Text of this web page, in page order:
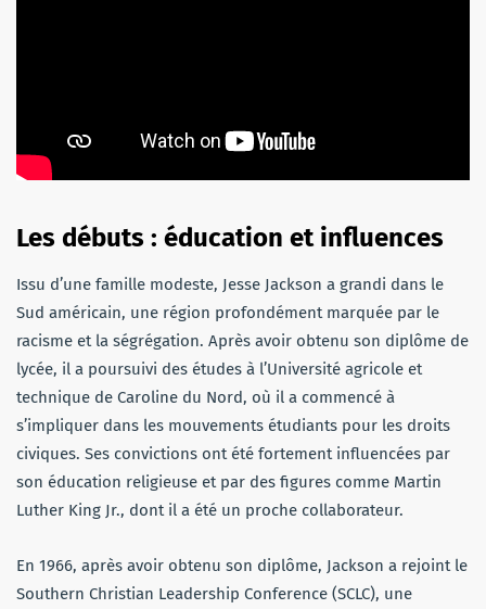
Les débuts : éducation et influences
Issu d’une famille modeste, Jesse Jackson a grandi dans le
Sud américain, une région profondément marquée par le
racisme et la ségrégation. Après avoir obtenu son diplôme de
lycée, il a poursuivi des études à l’Université agricole et
technique de Caroline du Nord, où il a commencé à
s’impliquer dans les mouvements étudiants pour les droits
civiques. Ses convictions ont été fortement influencées par
son éducation religieuse et par des figures comme Martin
Luther King Jr., dont il a été un proche collaborateur.
En 1966, après avoir obtenu son diplôme, Jackson a rejoint le
Southern Christian Leadership Conference (SCLC), une